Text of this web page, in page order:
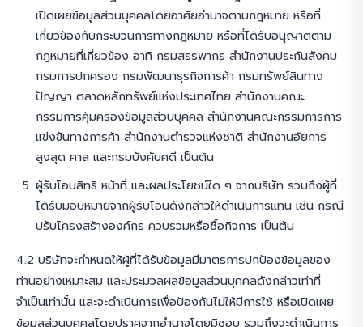
เปิดเผยข้อมูลส่วนบุคคลโดยอาศัยอำนาจตามกฎหมาย หรือที่
เกี่ยวข้องกับกระบวนการทางกฎหมาย หรือที่ได้รับอนุญาตตาม
กฎหมายที่เกี่ยวข้อง อาทิ กรมสรรพากร สำนักงานประกันสังคม
กรมการปกครอง กรมพัฒนาธุรกิจการค้า กรมทรัพย์สินทาง
ปัญญา ตลาดหลักทรัพย์แห่งประเทศไทย สำนักงานคณะ
กรรมการคุ้มครองข้อมูลส่วนบุคคล สำนักงานคณะกรรมการการ
แข่งขันทางการค้า สำนักงานตำรวจแห่งชาติ สำนักงานอัยการ
สูงสุด ศาล และกรมบังคับคดี เป็นต้น
ผู้รับโอนสิทธิ หน้าที่ และผลประโยชน์ใด ๆ จากบริษัท รวมถึงผู้ที่
ได้รับมอบหมายจากผู้รับโอนดังกล่าวให้ดำเนินการแทน เช่น กรณี
ปรับโครงสร้างองค์กร ควบรวมหรือซื้อกิจการ เป็นต้น
4.2 บริษัทจะกำหนดให้ผู้ที่ได้รับข้อมูลมีมาตรการปกป้องข้อมูลของ
ท่านอย่างเหมาะสม และประมวลผลข้อมูลส่วนบุคคลดังกล่าวเท่าที่
จำเป็นเท่านั้น และจะดำเนินการเพื่อป้องกันไม่ให้มีการใช้ หรือเปิดเผย
ข้อมูลส่วนบุคคลโดยปราศจากอำนาจโดยมิชอบ รวมถึงจะดำเนินการ